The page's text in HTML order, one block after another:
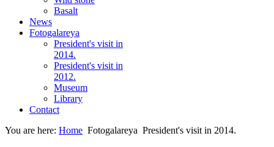
Basalt
News
Fotogalareya
President's visit in
2014.
President's visit in
2012.
Museum
Library
Contact
You are here: Home Fotogalareya President's visit in 2014.